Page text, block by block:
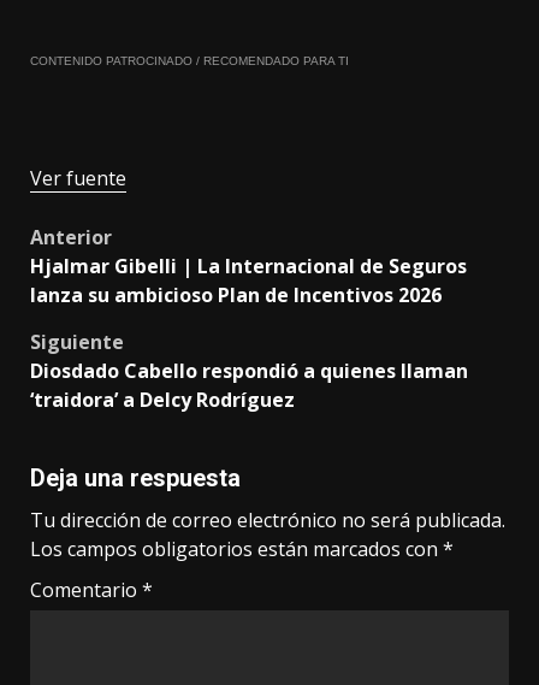
CONTENIDO PATROCINADO / RECOMENDADO PARA TI
Ver fuente
Post
navigation
Anterior
Hjalmar Gibelli | La Internacional de Seguros
lanza su ambicioso Plan de Incentivos 2026
Siguiente
Diosdado Cabello respondió a quienes llaman
‘traidora’ a Delcy Rodríguez
Deja una respuesta
Tu dirección de correo electrónico no será publicada.
Los campos obligatorios están marcados con *
Comentario *